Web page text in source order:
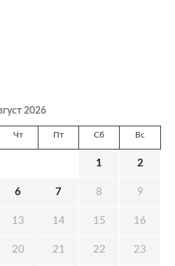
2026
Чт Пт Сб Вс
1 2
6 7 8 9
13 14 15 16
20 21 22 23